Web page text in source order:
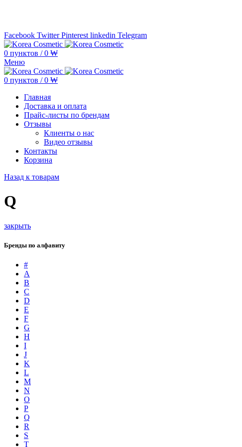
Facebook Twitter Pinterest linkedin Telegram
0 пунктов / 0 ₩
Меню
0 пунктов / 0 ₩
Главная
Доставка и оплата
Прайс-листы по брендам
Отзывы
Клиенты о нас
Видео отзывы
Контакты
Корзина
Назад к товарам
Q
закрыть
Бренды по алфавиту
#
A
B
C
D
E
F
G
H
I
J
K
L
M
N
O
P
Q
R
S
T